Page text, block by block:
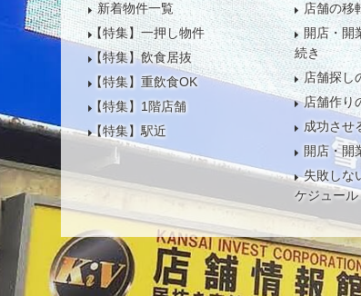
新着物件一覧
【特集】一押し物件
【特集】飲食居抜
【特集】重飲食OK
【特集】1階店舗
【特集】駅近
店舗の移
開店・開
続き
店舗探し
店舗作り
成功させ
開店・開
失敗しな
ケジュール